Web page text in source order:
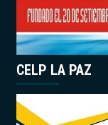
CELP LA PAZ